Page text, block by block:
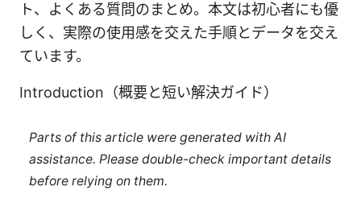
ト、よくある質問のまとめ。本文は初心者にも優
しく、実際の使用感を交えた手順とデータを交え
ています。
Introduction（概要と短い解決ガイド）
Parts of this article were generated with AI
assistance. Please double-check important details
before relying on them.